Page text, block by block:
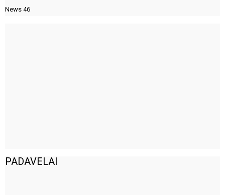
News 46
PADAVELAI